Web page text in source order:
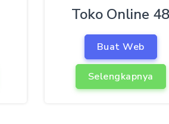
Toko Online 48
Buat Web
Selengkapnya